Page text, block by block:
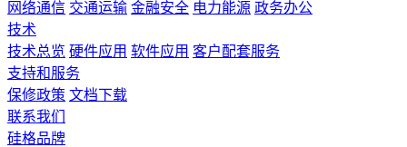
网络通信 交通运输 金融安全 电力能源 政务办公
技术
技术总览 硬件应用 软件应用 客户配套服务
支持和服务
保修政策 文档下载
联系我们
硅格品牌